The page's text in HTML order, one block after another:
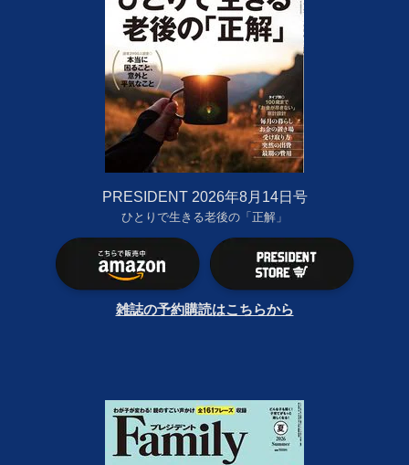
PRESIDENT 2026年8月14日号
ひとりで生きる老後の「正解」
雑誌の予約購読はこちらから